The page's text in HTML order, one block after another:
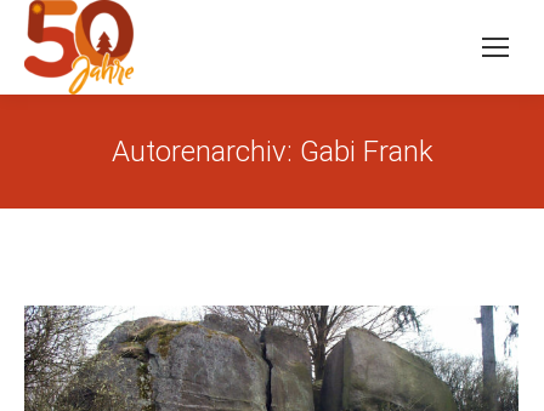
Autorenarchiv: Gabi Frank